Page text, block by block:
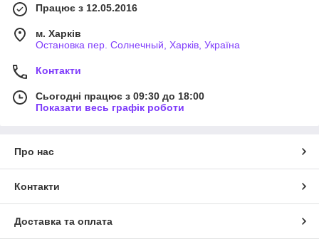
Працює з 12.05.2016
м. Харків
Остановка пер. Солнечный, Харків, Україна
Контакти
Сьогодні працює з 09:30 до 18:00
Показати весь графік роботи
Про нас
Контакти
Доставка та оплата